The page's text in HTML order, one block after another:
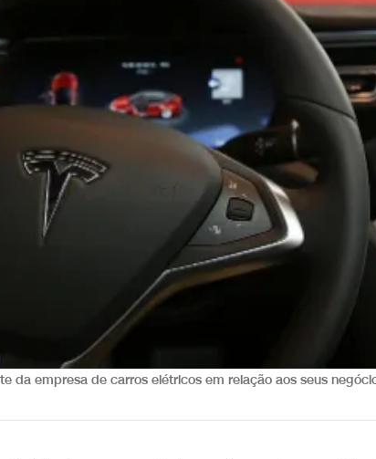
da empresa de carros elétricos em relação aos seus